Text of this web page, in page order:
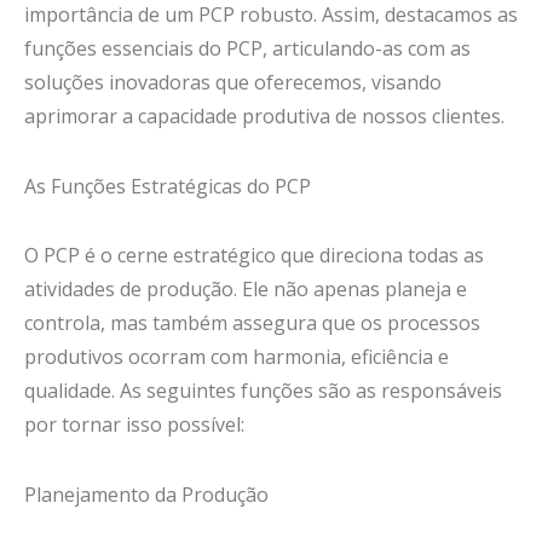
importância de um PCP robusto. Assim, destacamos as
funções essenciais do PCP, articulando-as com as
soluções inovadoras que oferecemos, visando
aprimorar a capacidade produtiva de nossos clientes.
As Funções Estratégicas do PCP
O PCP é o cerne estratégico que direciona todas as
atividades de produção. Ele não apenas planeja e
controla, mas também assegura que os processos
produtivos ocorram com harmonia, eficiência e
qualidade. As seguintes funções são as responsáveis
por tornar isso possível:
Planejamento da Produção